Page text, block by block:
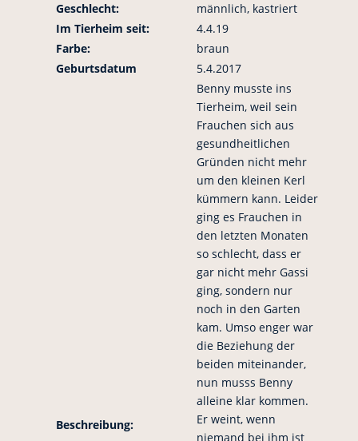
Geschlecht:
männlich, kastriert
Im Tierheim seit:
4.4.19
Farbe:
braun
Geburtsdatum
5.4.2017
Beschreibung:
Benny musste ins
Tierheim, weil sein
Frauchen sich aus
gesundheitlichen
Gründen nicht mehr
um den kleinen Kerl
kümmern kann. Leider
ging es Frauchen in
den letzten Monaten
so schlecht, dass er
gar nicht mehr Gassi
ging, sondern nur
noch in den Garten
kam. Umso enger war
die Beziehung der
beiden miteinander,
nun musss Benny
alleine klar kommen.
Er weint, wenn
niemand bei ihm ist